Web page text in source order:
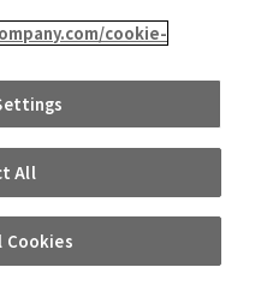
SHARE OR SELL PERSONAL
INFORMATION
RIGHTS RESERVED.
カラーチャート
cookie-
All
Cookies